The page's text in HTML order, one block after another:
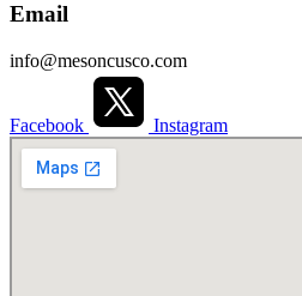
Email
info@mesoncusco.com
Facebook Instagram